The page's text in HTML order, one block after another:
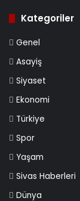
Kategoriler
Genel
Asayiş
Siyaset
Ekonomi
Türkiye
Spor
Yaşam
Sivas Haberleri
Dünya